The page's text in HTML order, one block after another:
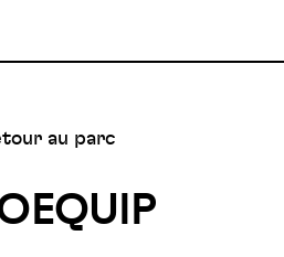
au parc